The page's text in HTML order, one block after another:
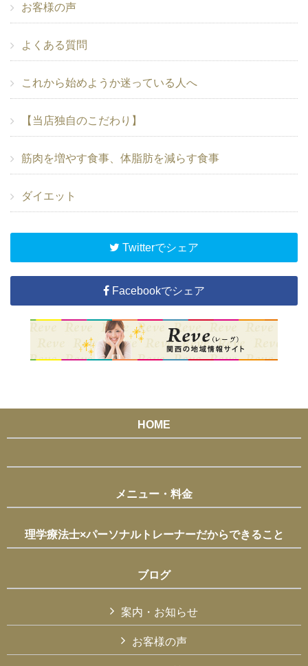
お客様の声
よくある質問
これから始めようか迷っている人へ
【当店独自のこだわり】
筋肉を増やす食事、体脂肪を減らす食事
ダイエット
Twitterでシェア
Facebookでシェア
HOME
メニュー・料金
理学療法士×パーソナルトレーナーだからできること
ブログ
案内・お知らせ
お客様の声